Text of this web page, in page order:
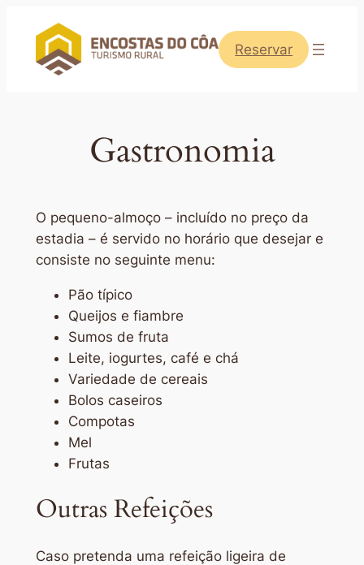
conteúdo
Reservar
Gastronomia
O pequeno-almoço – incluído no preço da
estadia – é servido no horário que desejar e
consiste no seguinte menu:
Pão típico
Queijos e fiambre
Sumos de fruta
Leite, iogurtes, café e chá
Variedade de cereais
Bolos caseiros
Compotas
Mel
Frutas
Outras Refeições
Caso pretenda uma refeição ligeira de